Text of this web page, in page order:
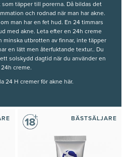
som täpper till porerna. Då bildas det
och rodnad när man har akne.
man har en fet hud. En 24 timmars
med akne. Leta efter en 24h creme
minska utbrotten av finnar, inte täpper
en lätt men återfuktande textur.. Du
solskydd dagtid när du använder en
24h creme.
24 H cremer för akne här.
BÄSTSÄLJARE